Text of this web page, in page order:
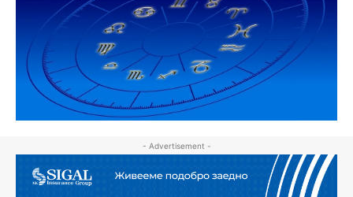
- Advertisement -